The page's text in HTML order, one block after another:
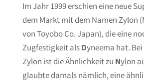
Im Jahr 1999 erschien eine neue
dem Markt mit dem Namen Zylon
von Toyobo Co. Japan), die eine
Zugfestigkeit alsDyneema hat.
Zylon ist die Ähnlichkeit zu Nylon
glaubte damals nämlich, eine